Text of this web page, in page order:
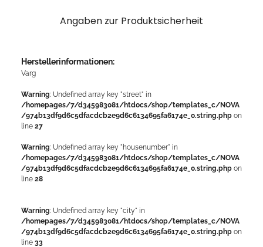
Angaben zur Produktsicherheit
Herstellerinformationen:
Varg
Warning: Undefined array key "street" in
/homepages/7/d345983081/htdocs/shop/templates_c/NOVA
/974b13df9d6c5dfacdcb2e9d6c6134695fa6174e_0.string.php on
line 27
Warning: Undefined array key "housenumber" in
/homepages/7/d345983081/htdocs/shop/templates_c/NOVA
/974b13df9d6c5dfacdcb2e9d6c6134695fa6174e_0.string.php on
line 28
Warning: Undefined array key "city" in
/homepages/7/d345983081/htdocs/shop/templates_c/NOVA
/974b13df9d6c5dfacdcb2e9d6c6134695fa6174e_0.string.php on
line 33